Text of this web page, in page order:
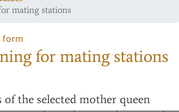
mating stations
form
for mating stations
of the selected mother queen